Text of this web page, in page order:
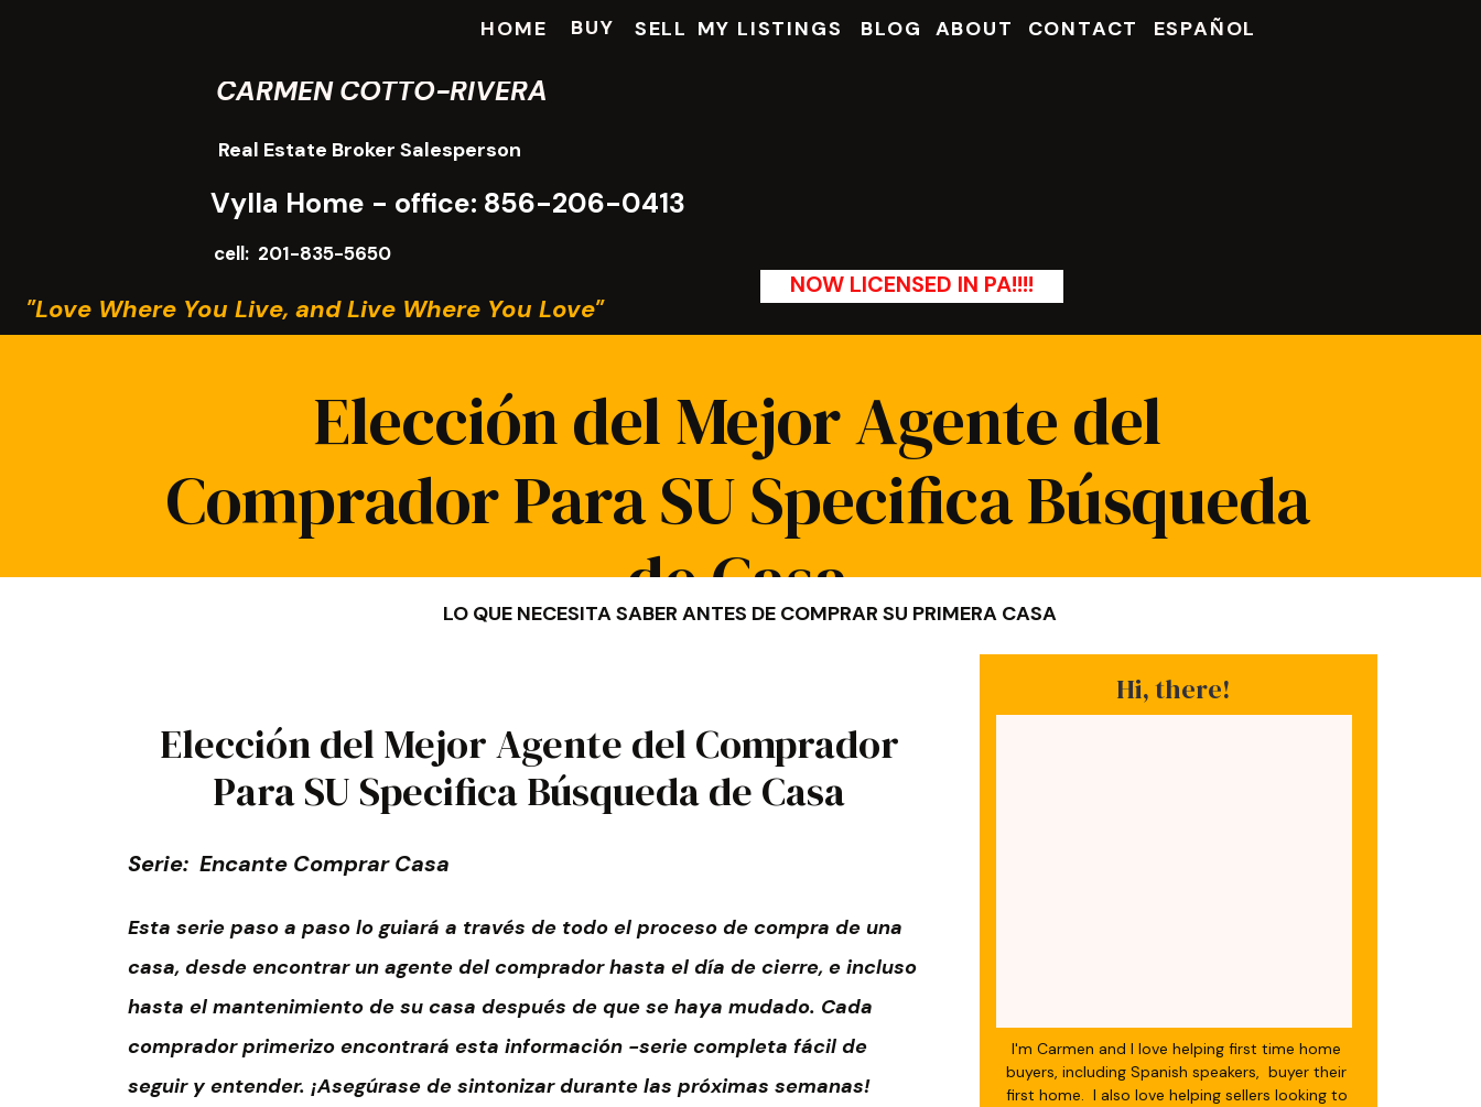
CONTACT
ABOUT
BLOG
MY LISTINGS
SELL
BUY
HOME
CARMEN COTTO-RIVERA
ESPAÑOL
"Love Where You Live, and Live Where You Love"
Vylla Home - office: 856-206-0413
cell: 201-835-5650
NOW LICENSED IN PA!!!!
Real Estate Broker Salesperson
Elección del Mejor Agente del
Comprador Para SU Specifica Búsqueda
de Casa
Elección del Mejor Agente del Comprador
Para SU Specifica Búsqueda de Casa
Serie: Encante Comprar Casa
Esta serie paso a paso lo guiará a través de todo el proceso de compra de una
casa, desde encontrar un agente del comprador hasta el día de cierre, e incluso
hasta el mantenimiento de su casa después de que se haya mudado. Cada
comprador primerizo encontrará esta información -serie completa fácil de
seguir y entender. ¡Asegúrase de sintonizar durante las próximas semanas!
LO QUE NECESITA SABER ANTES DE COMPRAR SU PRIMERA CASA
Hi, there!
I'm Carmen and I love helping first time home
buyers, including Spanish speakers, buyer their
first home. I also love helping sellers looking to